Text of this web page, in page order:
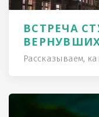
ВСТРЕЧА
Рассказываем,